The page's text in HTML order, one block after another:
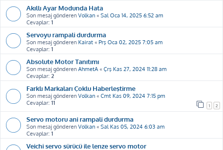
Akıllı Ayar Modunda Hata
Son mesaj gönderen Volkan « Sal Oca 14, 2025 6:52 am
Cevaplar: 1
Servoyu rampali durdurma
Son mesaj gönderen Kairat « Prş Oca 02, 2025 7:05 am
Cevaplar: 1
Absolute Motor Tanıtımı
Son mesaj gönderen AhmetA « Çrş Kas 27, 2024 11:28 am
Cevaplar: 2
Farklı Markaları Çoklu Haberleştirme
Son mesaj gönderen Volkan « Cmt Kas 09, 2024 7:15 pm
Cevaplar: 11 1 2
Servo motoru ani rampali durdurma
Son mesaj gönderen Volkan « Sal Kas 05, 2024 6:03 am
Cevaplar: 1
Veichi servo sürücü ile lenze servo motor